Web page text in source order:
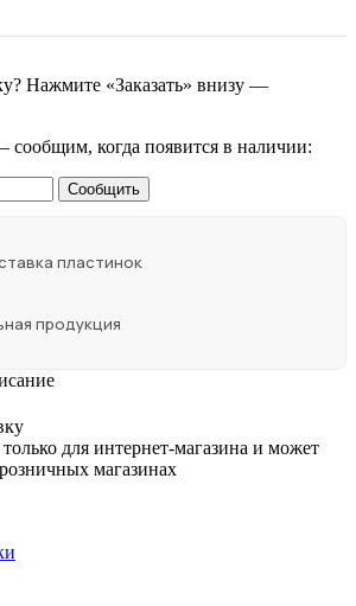
Нажмите «Заказать» внизу —
сообщим, когда появится в наличии:
Сообщить
пластинок
продукция
для интернет-магазина и может
магазинах